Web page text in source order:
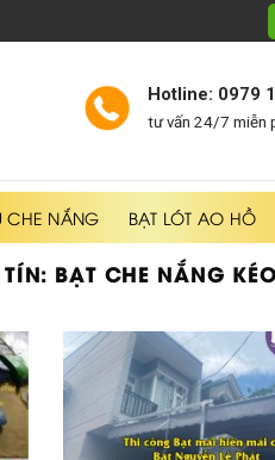
Hotline: 0979
tư vấn 24/7 miễn
CHE NẮNG BẠT LÓT AO HỒ
BẠT CHE NẮNG